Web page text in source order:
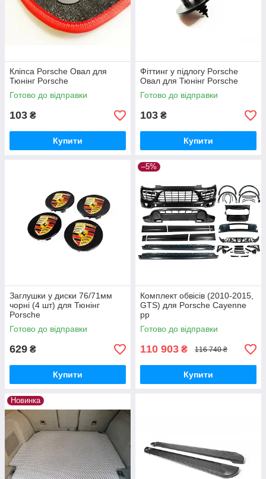
Кліпса Porsche Овал для
Тюнінг Porsche
Готово до відправки
103 ₴
Купити
Фіттинг у підлогу Porsche
Овал для Тюнінг Porsche
Готово до відправки
103 ₴
Купити
Заглушки у диски 76/71мм
чорні (4 шт) для Тюнінг
Porsche
Готово до відправки
629 ₴
Купити
–5%
Комплект обвісів (2010-2015,
GTS) для Porsche Cayenne
рр
Готово до відправки
110 903 ₴ 116 740 ₴
Купити
Новинка